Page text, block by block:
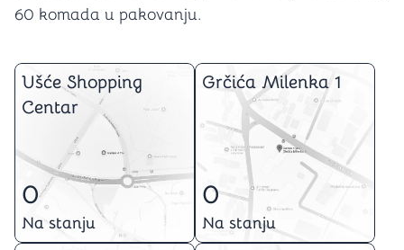
60 komada u pakovanju.
Ušće Shopping
Centar
0
Na stanju
Grčića Milenka 1
0
Na stanju